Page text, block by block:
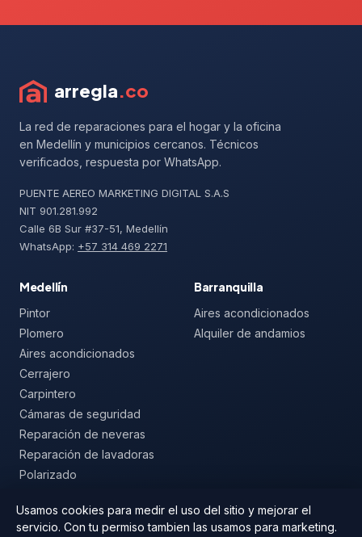
arregla.co
La red de reparaciones para el hogar y la oficina
en Medellín y municipios cercanos. Técnicos
verificados, respuesta por WhatsApp.
PUENTE AEREO MARKETING DIGITAL S.A.S
NIT 901.281.992
Calle 6B Sur #37-51, Medellín
WhatsApp: +57 314 469 2271
Medellín
Pintor
Plomero
Aires acondicionados
Cerrajero
Carpintero
Cámaras de seguridad
Reparación de neveras
Reparación de lavadoras
Polarizado
Barranquilla
Aires acondicionados
Alquiler de andamios
Usamos cookies para medir el uso del sitio y mejorar el
servicio. Con tu permiso tambien las usamos para marketing.